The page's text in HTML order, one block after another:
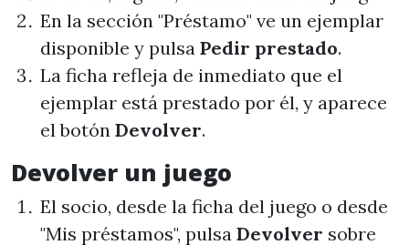
En la sección "Préstamo" ve un ejemplar
disponible y pulsa Pedir prestado.
La ficha refleja de inmediato que el
ejemplar está prestado por él, y aparece
el botón Devolver.
Devolver un juego
El socio, desde la ficha del juego o desde
"Mis préstamos", pulsa Devolver sobre